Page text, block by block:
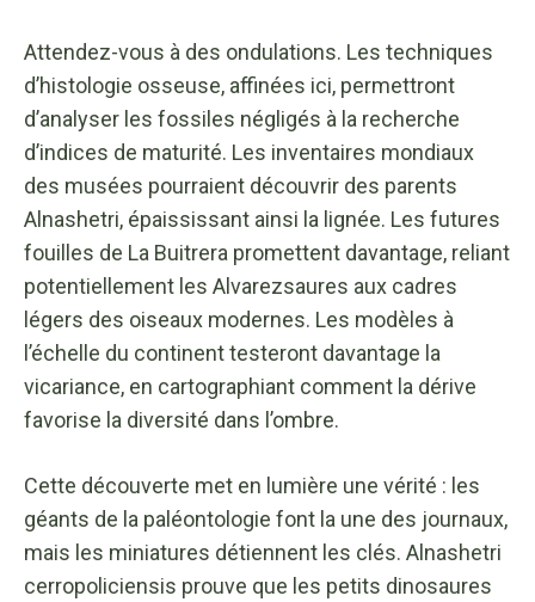
Attendez-vous à des ondulations. Les techniques
d’histologie osseuse, affinées ici, permettront
d’analyser les fossiles négligés à la recherche
d’indices de maturité. Les inventaires mondiaux
des musées pourraient découvrir des parents
Alnashetri, épaississant ainsi la lignée. Les futures
fouilles de La Buitrera promettent davantage, reliant
potentiellement les Alvarezsaures aux cadres
légers des oiseaux modernes. Les modèles à
l’échelle du continent testeront davantage la
vicariance, en cartographiant comment la dérive
favorise la diversité dans l’ombre.
Cette découverte met en lumière une vérité : les
géants de la paléontologie font la une des journaux,
mais les miniatures détiennent les clés. Alnashetri
cerropoliciensis prouve que les petits dinosaures